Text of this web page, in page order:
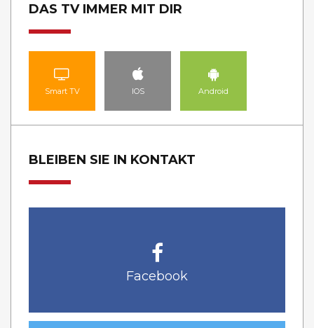
DAS TV IMMER MIT DIR
Smart TV IOS Android
BLEIBEN SIE IN KONTAKT
Facebook